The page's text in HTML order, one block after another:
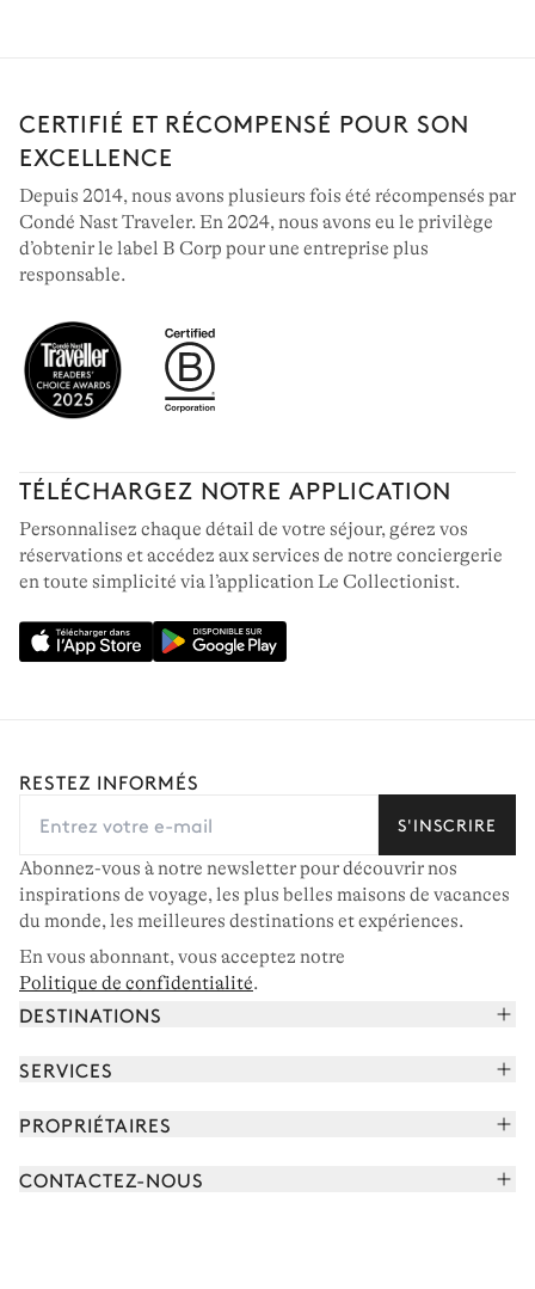
CERTIFIÉ ET RÉCOMPENSÉ POUR SON
EXCELLENCE
Depuis 2014, nous avons plusieurs fois été récompensés par
Condé Nast Traveler. En 2024, nous avons eu le privilège
d’obtenir le label B Corp pour une entreprise plus
responsable.
TÉLÉCHARGEZ NOTRE APPLICATION
Personnalisez chaque détail de votre séjour, gérez vos
réservations et accédez aux services de notre conciergerie
en toute simplicité via l’application Le Collectionist.
RESTEZ INFORMÉS
S'INSCRIRE
Abonnez-vous à notre newsletter pour découvrir nos
inspirations de voyage, les plus belles maisons de vacances
du monde, les meilleures destinations et expériences.
En vous abonnant, vous acceptez notre
Politique de confidentialité.
DESTINATIONS
Corse
Cap Ferret
SERVICES
Réserver vos vacances
Rencontrer votre concierge
PROPRIÉTAIRES
CONTACTEZ-NOUS